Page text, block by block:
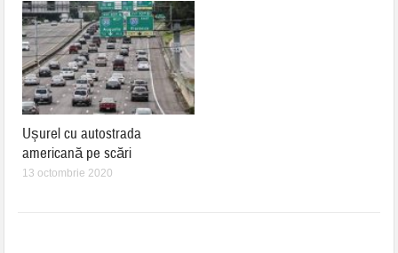
Ușurel cu autostrada
americană pe scări
13 octombrie 2020